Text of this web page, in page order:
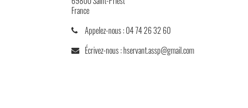
France
Appelez-nous :04 74 26 32 60
Écrivez-nous :hservant.assp@gmail.com